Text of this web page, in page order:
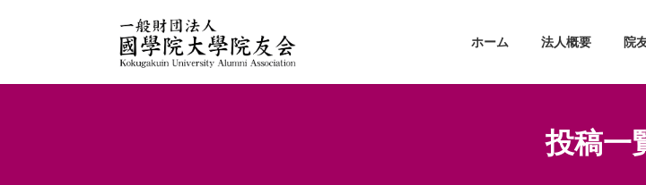
ホーム 法人概要 院
投稿一